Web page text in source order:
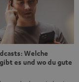
Zum 70.
Filmheft zur
fand Als die […]
Welche
es und wo du gute